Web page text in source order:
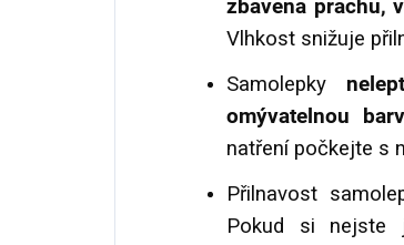
zbavena prachu,
Vlhkost snižuje
Samolepky
omývatelnou
natření počkejte s
Přilnavost
Pokud si nejste